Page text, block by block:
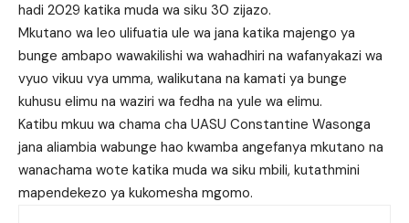
hadi 2029 katika muda wa siku 30 zijazo.
Mkutano wa leo ulifuatia ule wa jana katika majengo ya
bunge ambapo wawakilishi wa wahadhiri na wafanyakazi wa
vyuo vikuu vya umma, walikutana na kamati ya bunge
kuhusu elimu na waziri wa fedha na yule wa elimu.
Katibu mkuu wa chama cha UASU Constantine Wasonga
jana aliambia wabunge hao kwamba angefanya mkutano na
wanachama wote katika muda wa siku mbili, kutathmini
mapendekezo ya kukomesha mgomo.